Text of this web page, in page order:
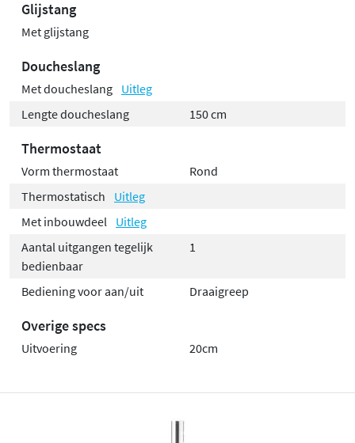
Glijstang
Met glijstang
Doucheslang
Met doucheslang Uitleg
Lengte doucheslang
150 cm
Thermostaat
Vorm thermostaat
Rond
Thermostatisch
Uitleg
Met inbouwdeel
Uitleg
Aantal uitgangen tegelijk
bedienbaar
1
Bediening voor aan/uit Draaigreep
Overige specs
Uitvoering 20cm